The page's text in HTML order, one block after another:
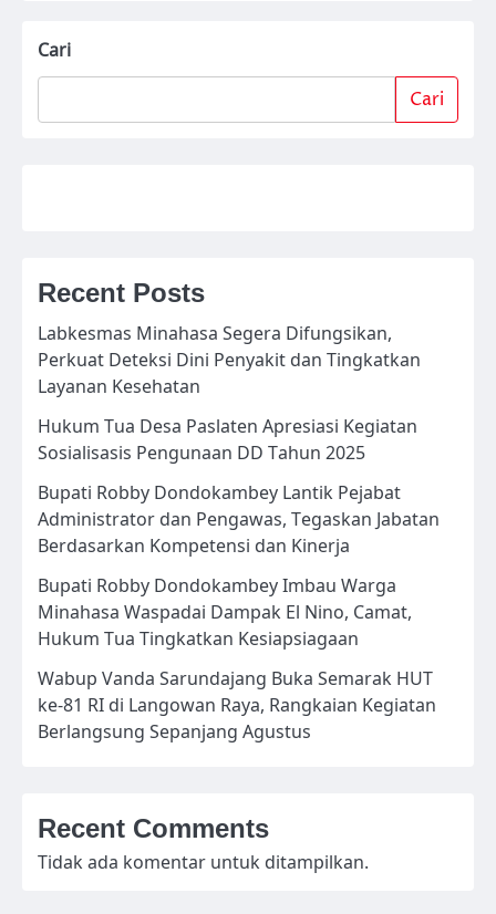
Cari
Cari
Recent Posts
Labkesmas Minahasa Segera Difungsikan,
Perkuat Deteksi Dini Penyakit dan Tingkatkan
Layanan Kesehatan
Hukum Tua Desa Paslaten Apresiasi Kegiatan
Sosialisasis Pengunaan DD Tahun 2025
Bupati Robby Dondokambey Lantik Pejabat
Administrator dan Pengawas, Tegaskan Jabatan
Berdasarkan Kompetensi dan Kinerja
Bupati Robby Dondokambey Imbau Warga
Minahasa Waspadai Dampak El Nino, Camat,
Hukum Tua Tingkatkan Kesiapsiagaan
Wabup Vanda Sarundajang Buka Semarak HUT
ke-81 RI di Langowan Raya, Rangkaian Kegiatan
Berlangsung Sepanjang Agustus
Recent Comments
Tidak ada komentar untuk ditampilkan.